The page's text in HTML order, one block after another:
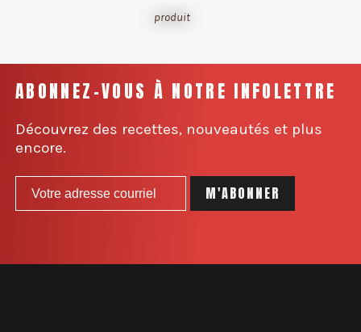
produit
ABONNEZ-VOUS À NOTRE INFOLETTRE
Découvrez des recettes, nouveautés et plus
encore.